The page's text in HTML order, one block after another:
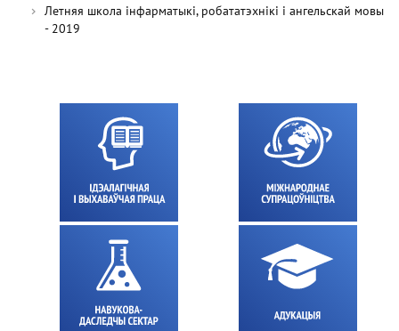
Летняя школа інфарматыкі, робататэхнікі і ангельскай мовы
- 2019